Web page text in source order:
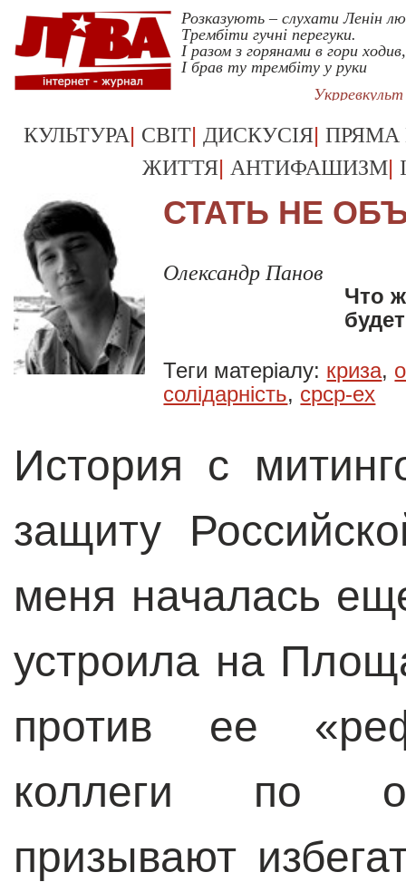
Розказують – слухати Ленін
Трембіти гучні перегуки.
І разом з горянами в гори ходив,
І брав ту трембіту у руки
КУЛЬТУРА| СВІТ| ДИСКУСІЯ| ПРЯМА
ЖИТТЯ| АНТИФАШИЗМ|
СТАТЬ НЕ
Олександр Панов
Что
Теги матеріалу: криза,
солідарність, срср-ex
История с
защиту
меня началась
устроила на
против ее
коллеги по
призывают